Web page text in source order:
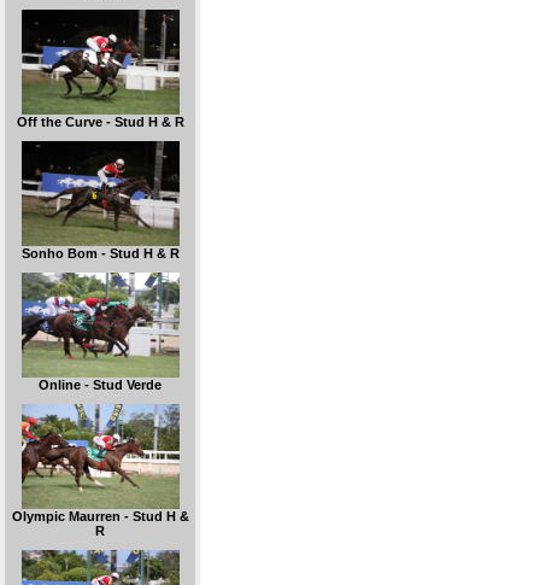
Off the Curve - Stud H & R
Sonho Bom - Stud H & R
Online - Stud Verde
Olympic Maurren - Stud H &
R